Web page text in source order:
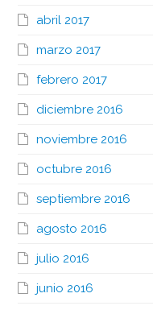
abril 2017
marzo 2017
febrero 2017
diciembre 2016
noviembre 2016
octubre 2016
septiembre 2016
agosto 2016
julio 2016
junio 2016